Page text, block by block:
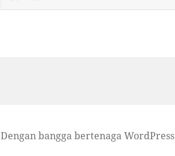
untuk:
Dengan bangga bertenaga WordPress